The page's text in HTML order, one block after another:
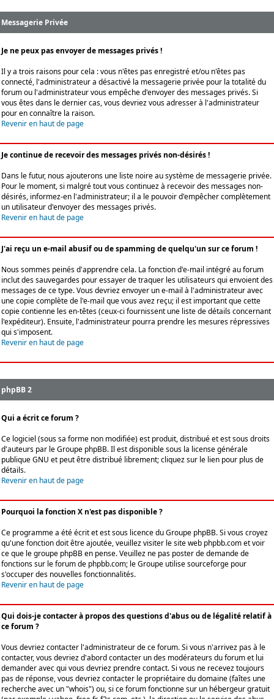
Messagerie Privée
Je ne peux pas envoyer de messages privés !
Il y a trois raisons pour cela : vous n'êtes pas enregistré et/ou n'êtes pas
connecté, l'administrateur a désactivé la messagerie privée pour la totalité du
forum ou l'administrateur vous empêche d'envoyer des messages privés. Si
vous êtes dans le dernier cas, vous devriez vous adresser à l'administrateur
pour en connaître la raison.
Revenir en haut de page
Je continue de recevoir des messages privés non-désirés !
Dans le futur, nous ajouterons une liste noire au système de messagerie privée.
Pour le moment, si malgré tout vous continuez à recevoir des messages non-
désirés, informez-en l'administrateur; il a le pouvoir d'empêcher complètement
un utilisateur d'envoyer des messages privés.
Revenir en haut de page
J'ai reçu un e-mail abusif ou de spamming de quelqu'un sur ce forum !
Nous sommes peinés d'apprendre cela. La fonction d'e-mail intégré au forum
inclut des sauvegardes pour essayer de traquer les utilisateurs qui envoient des
messages de ce type. Vous devriez envoyer un e-mail à l'administrateur avec
une copie complète de l'e-mail que vous avez reçu; il est important que cette
copie contienne les en-têtes (ceux-ci fournissent une liste de détails concernant
l'expéditeur). Ensuite, l'administrateur pourra prendre les mesures répressives
qui s'imposent.
Revenir en haut de page
phpBB 2
Qui a écrit ce forum ?
Ce logiciel (sous sa forme non modifiée) est produit, distribué et est sous droits
d'auteurs par leGroupe phpBB. Il est disponible sous la license générale
publique GNU et peut être distribué librement; cliquez sur le lien pour plus de
détails.
Revenir en haut de page
Pourquoi la fonction X n'est pas disponible ?
Ce programme a été écrit et est sous licence du Groupe phpBB. Si vous croyez
qu'une fonction doit être ajoutée, veuillez visiter le site web phpbb.com et voir
ce que le groupe phpBB en pense. Veuillez ne pas poster de demande de
fonctions sur le forum de phpbb.com; le Groupe utilise sourceforge pour
s'occuper des nouvelles fonctionnalités.
Revenir en haut de page
Qui dois-je contacter à propos des questions d'abus ou de légalité relatif à
ce forum ?
Vous devriez contacter l'administrateur de ce forum. Si vous n'arrivez pas à le
contacter, vous devriez d'abord contacter un des modérateurs du forum et lui
demander avec qui vous devriez prendre contact. Si vous ne recevez toujours
pas de réponse, vous devriez contacter le propriétaire du domaine (faîtes une
recherche avec un "whois") ou, si ce forum fonctionne sur un hébergeur gratuit